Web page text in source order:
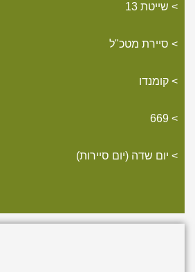
שייטת 13
סיירת מטכ"ל
קומנדו
יום שדה (יום סיירות)